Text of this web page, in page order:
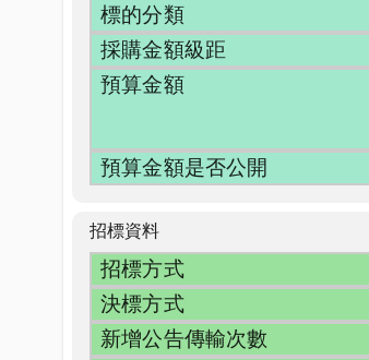
標的分類
採購金額級距
預算金額
預算金額是否公開
招標資料
招標方式
決標方式
新增公告傳輸次數